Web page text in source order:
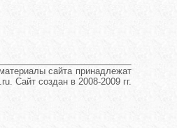
сайта принадлежат
Сайт создан в 2008-2009 гг.